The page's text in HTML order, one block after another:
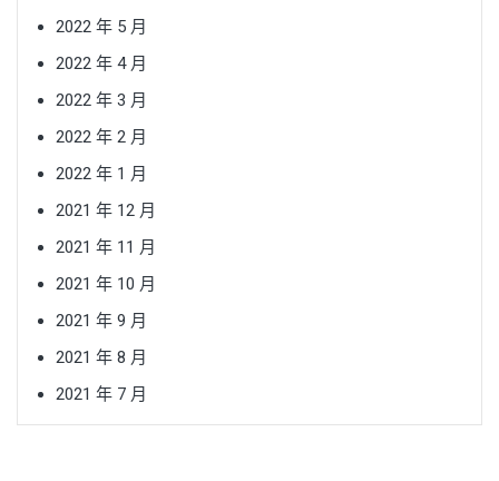
2022 年 5 月
2022 年 4 月
2022 年 3 月
2022 年 2 月
2022 年 1 月
2021 年 12 月
2021 年 11 月
2021 年 10 月
2021 年 9 月
2021 年 8 月
2021 年 7 月